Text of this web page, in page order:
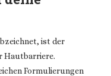
ist der
Hautbarriere.
Formulierungen